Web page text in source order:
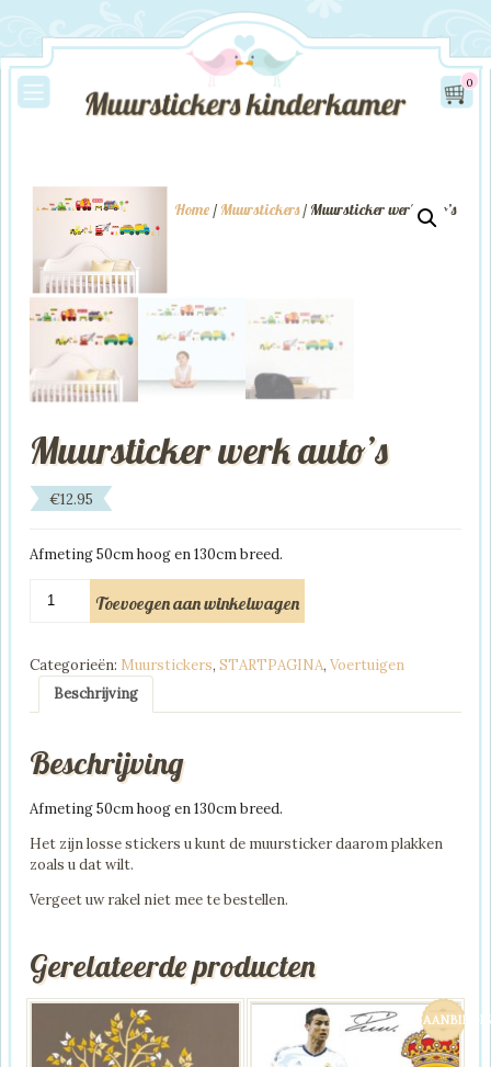
0
Home / Muurstickers/ Muursticker werk auto’s
Muursticker werk auto’s
€12.95
Afmeting 50cm hoog en 130cm breed.
werk
Toevoegen aan winkelwagen
Categorieën: Muurstickers, STARTPAGINA, Voertuigen
Beschrijving
Beschrijving
Afmeting 50cm hoog en 130cm breed.
Het zijn losse stickers u kunt de muursticker daarom plakken
zoals u dat wilt.
Vergeet uw rakel niet mee te bestellen.
Gerelateerde producten